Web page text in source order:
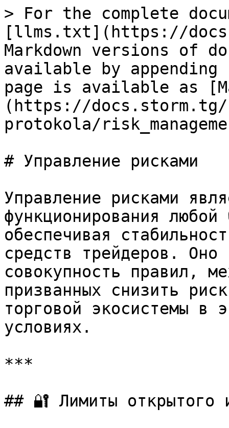
> For the complete
[llms.txt](https://
Markdown versions of
available by
page is available as
(https://docs.storm.tg/
protokola/
# Управление рисками
Управление рисками
функционирования
обеспечивая
средств трейдеров. Оно
совокупность правил,
призванных снизить
торговой экосистемы в
условиях.
***
## 🔐 Лимиты открытого